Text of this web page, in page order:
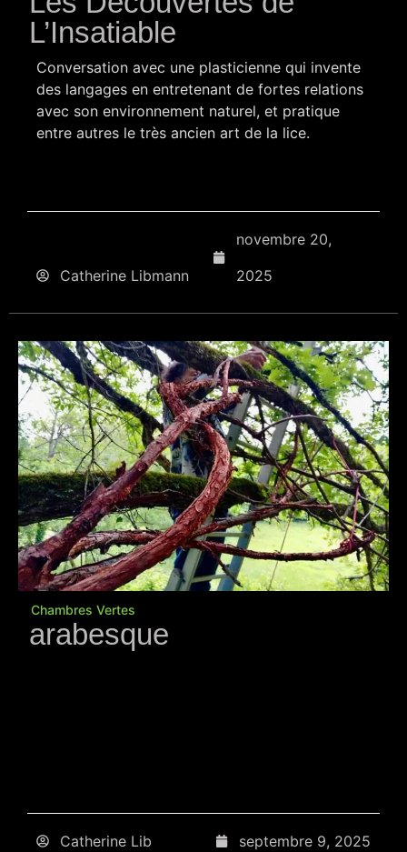
L’Insatiable
Conversation avec une plasticienne qui invente
des langages en entretenant de fortes relations
avec son environnement naturel, et pratique
entre autres le très ancien art de la lice.
Catherine Libmann
novembre 20,
2025
Chambres Vertes
arabesque
Catherine Lib septembre 9, 2025